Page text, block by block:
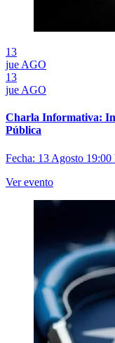
13
jue AGO
13
jue AGO
Charla Informativa:
Pública
Fecha: 13 Agosto
Ver evento